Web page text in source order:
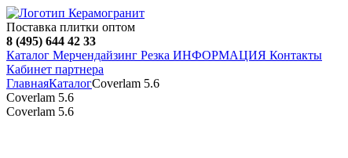
Поставка плитки оптом
8 (495) 644 42 33
Каталог Мерчендайзинг Резка ИНФОРМАЦИЯ Контакты
Кабинет партнера
ГлавнаяКаталогCoverlam 5.6
Coverlam 5.6
Coverlam 5.6